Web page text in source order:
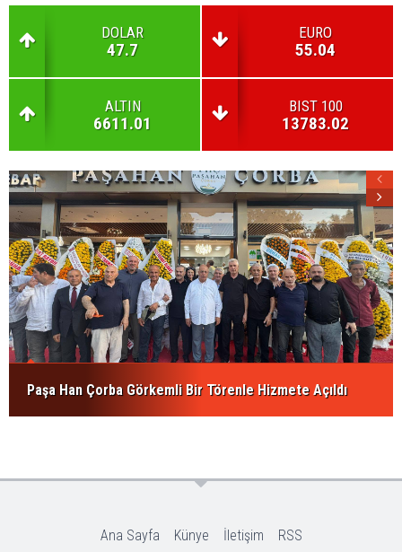
DOLAR
47.7
EURO
55.04
ALTIN
6611.01
BIST 100
13783.02
Paşa Han Çorba Görkemli Bir Törenle Hizmete Açıldı
Ana Sayfa Künye İletişim RSS